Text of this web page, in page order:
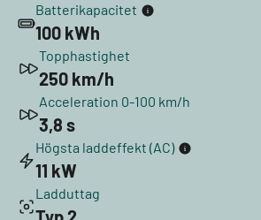
Batterikapacitet
100 kWh
Topphastighet
250 km/h
Acceleration 0-100 km/h
3,8 s
Högsta laddeffekt (AC)
11 kW
Ladduttag